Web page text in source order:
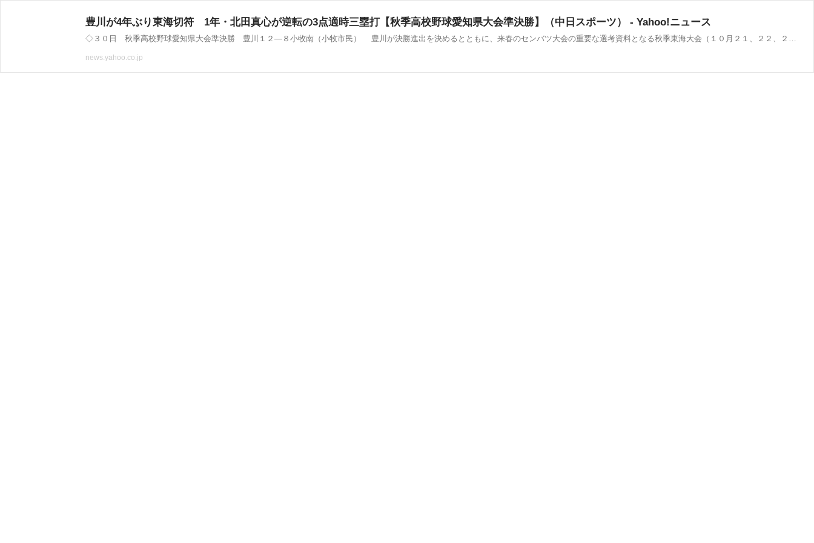
豊川が4年ぶり東海切符 1年・北田真心が逆転の3点適時三塁打【秋季高校野球愛知県大会準決勝】（中日スポーツ） - Yahoo!ニュース
◇３０日 秋季高校野球愛知県大会準決勝 豊川１２―８小牧南（小牧市民） 豊川が決勝進出を決めるとともに、来春のセンバツ大会の重要な選考資料となる秋季東海大会（１０月２１、２２、２８、２９日、岐阜
news.yahoo.co.jp